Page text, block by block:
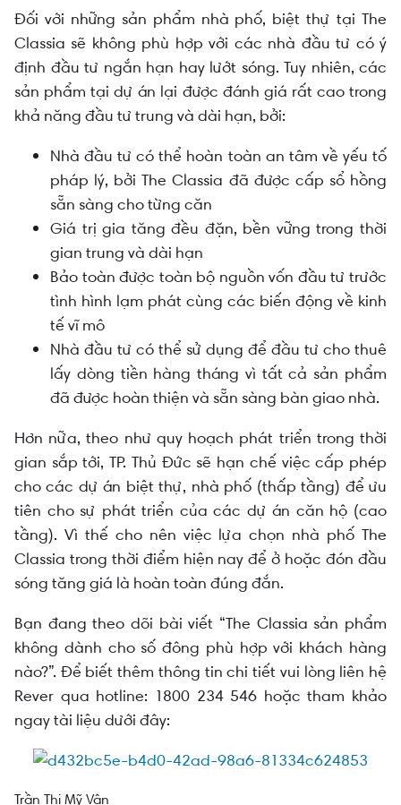
Đối với những sản phẩm nhà phố, biệt thự tại The
Classia sẽ không phù hợp với các nhà đầu tư có ý
định đầu tư ngắn hạn hay lướt sóng. Tuy nhiên, các
sản phẩm tại dự án lại được đánh giá rất cao trong
khả năng đầu tư trung và dài hạn, bởi:
Nhà đầu tư có thể hoàn toàn an tâm về yếu tố
pháp lý, bởi The Classia đã được cấp sổ hồng
sẵn sàng cho từng căn
Giá trị gia tăng đều đặn, bền vững trong thời
gian trung và dài hạn
Bảo toàn được toàn bộ nguồn vốn đầu tư trước
tình hình lạm phát cùng các biến động về kinh
tế vĩ mô
Nhà đầu tư có thể sử dụng để đầu tư cho thuê
lấy dòng tiền hàng tháng vì tất cả sản phẩm
đã được hoàn thiện và sẵn sàng bàn giao nhà.
Hơn nữa, theo như quy hoạch phát triển trong thời
gian sắp tới, TP. Thủ Đức sẽ hạn chế việc cấp phép
cho các dự án biệt thự, nhà phố (thấp tầng) để ưu
tiên cho sự phát triển của các dự án căn hộ (cao
tầng). Vì thế cho nên việc lựa chọn nhà phố The
Classia trong thời điểm hiện nay để ở hoặc đón đầu
sóng tăng giá là hoàn toàn đúng đắn.
Bạn đang theo dõi bài viết “The Classia sản phẩm
không dành cho số đông phù hợp với khách hàng
nào?”. Để biết thêm thông tin chi tiết vui lòng liên hệ
Rever qua hotline: 1800 234 546 hoặc tham khảo
ngay tài liệu dưới đây:
Trần Thị Mỹ Vân